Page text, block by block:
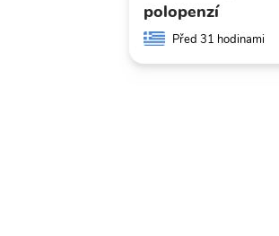
polopenzí
Před 31 hodinami